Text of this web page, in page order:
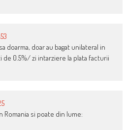
doarma, doar au bagat unilateral in
0.5%/ zi intarziere la plata facturii
Romania si poate din lume: